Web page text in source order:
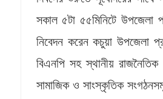
সকাল ৫টা ৫৫মিনিটে উপজেলা
নিবেদন করেন কচুয়া উপজেলা
বিএনপি সহ স্থানীয় রাজনৈতিক
সামাজিক ও সাংস্কৃতিক